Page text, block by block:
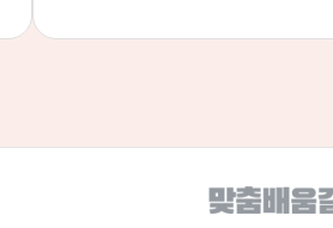
종료 강의 안내 이관 작업으로 인해 일부
었습니다. 서비스 종료 강의 목록은 아래
링크에서 확인하실 수 있습니다. → 서비